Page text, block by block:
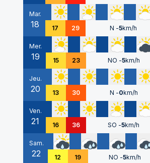
Mar.
18 17 29 N -5km/h
Mer.
19 15 23 NO -5km/h
Jeu.
20 13 30 N -0km/h
Ven.
21 16 36 SO -5km/h
Sam.
22 12 19 NO -5km/h